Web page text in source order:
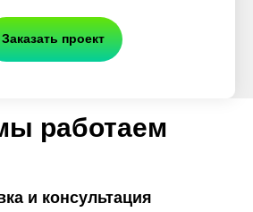
Заказать проект
работаем
и консультация